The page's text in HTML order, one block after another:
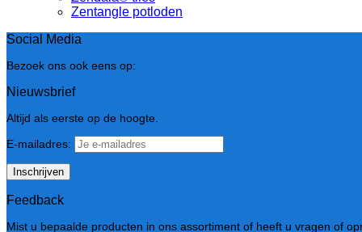
Zentangle potloden
Social Media
Bezoek ons ook eens op:
Nieuwsbrief
Altijd als eerste op de hoogte.
E-mailadres:
Feedback
Mist u bepaalde producten in ons assortiment of heeft u vragen of